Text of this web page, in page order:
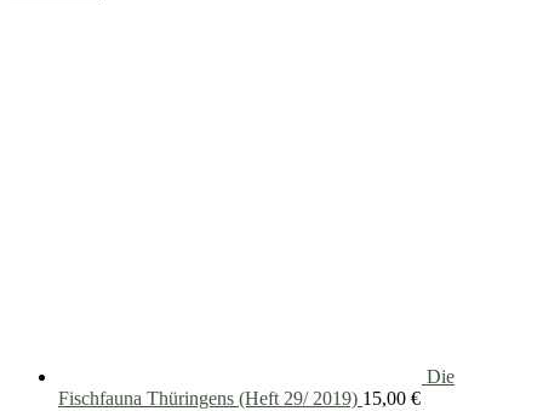
Die
Fischfauna Thüringens (Heft 29/ 2019) 15,00 €